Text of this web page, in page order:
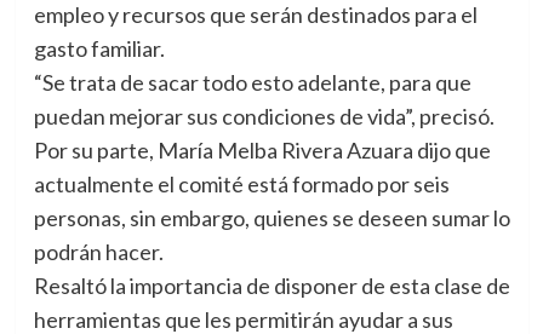
empleo y recursos que serán destinados para el
gasto familiar.
“Se trata de sacar todo esto adelante, para que
puedan mejorar sus condiciones de vida”, precisó.
Por su parte, María Melba Rivera Azuara dijo que
actualmente el comité está formado por seis
personas, sin embargo, quienes se deseen sumar lo
podrán hacer.
Resaltó la importancia de disponer de esta clase de
herramientas que les permitirán ayudar a sus